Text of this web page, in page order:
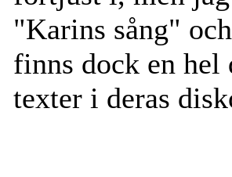
"Karins sång"
finns dock en
texter i deras